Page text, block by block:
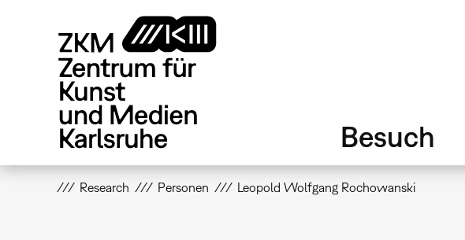
Besuch
Research Personen Leopold Wolfgang Rochowanski